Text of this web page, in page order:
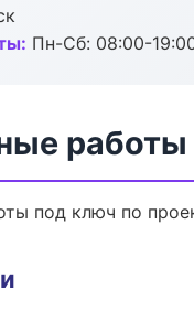
Пн-Сб: 08:00-
под ключ по